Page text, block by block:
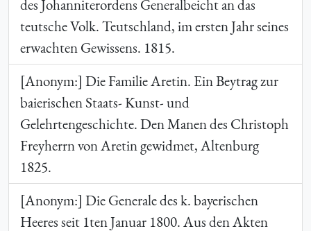
des Johanniterordens Generalbeicht an das
teutsche Volk. Teutschland, im ersten Jahr seines
erwachten Gewissens. 1815.
[Anonym:] Die Familie Aretin. Ein Beytrag zur
baierischen Staats- Kunst- und
Gelehrtengeschichte. Den Manen des Christoph
Freyherrn von Aretin gewidmet, Altenburg
1825.
[Anonym:] Die Generale des k. bayerischen
Heeres seit 1tenJanuar 1800. Aus den Akten